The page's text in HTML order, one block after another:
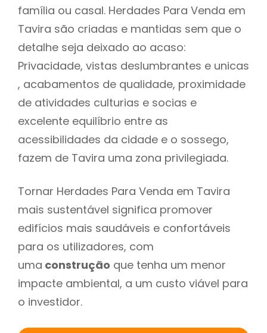
família ou casal. Herdades Para Venda em
Tavira são criadas e mantidas sem que o
detalhe seja deixado ao acaso:
Privacidade, vistas deslumbrantes e unicas
, acabamentos de qualidade, proximidade
de atividades culturias e socias e
excelente equilíbrio entre as
acessibilidades da cidade e o sossego,
fazem de Tavira uma zona privilegiada.
Tornar Herdades Para Venda em Tavira
mais sustentável significa promover
edifícios mais saudáveis e confortáveis
para os utilizadores, com
uma construção que tenha um menor
impacte ambiental, a um custo viável para
o investidor.